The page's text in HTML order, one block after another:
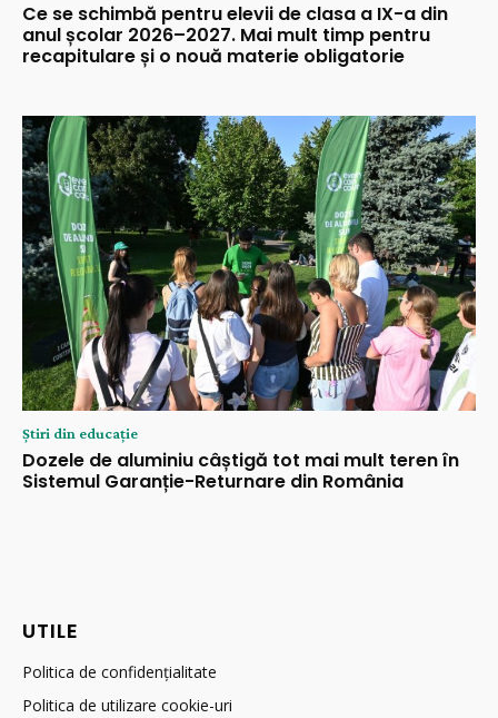
Ce se schimbă pentru elevii de clasa a IX-a din
anul școlar 2026–2027. Mai mult timp pentru
recapitulare și o nouă materie obligatorie
Știri din educație
Dozele de aluminiu câștigă tot mai mult teren în
Sistemul Garanție-Returnare din România
UTILE
Politica de confidențialitate
Politica de utilizare cookie-uri